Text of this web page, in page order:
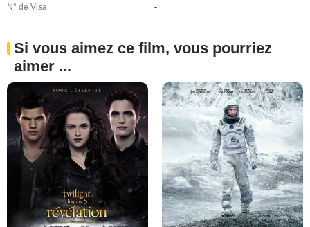
N° de Visa
-
Si vous aimez ce film, vous pourriez
aimer ...